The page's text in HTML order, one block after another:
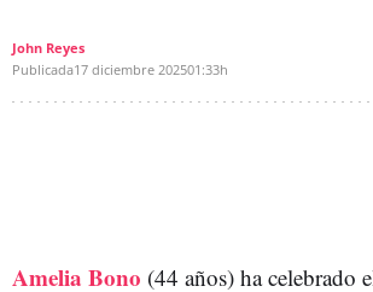
John Reyes
Publicada17 diciembre 202501:33h
Amelia Bono (44 años) ha celebrado